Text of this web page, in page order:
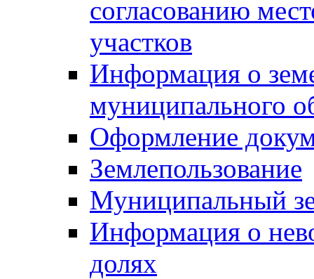
согласованию
участков
Информация о
муниципального
Оформление
Землепользование
Муниципальный
Информация о
долях